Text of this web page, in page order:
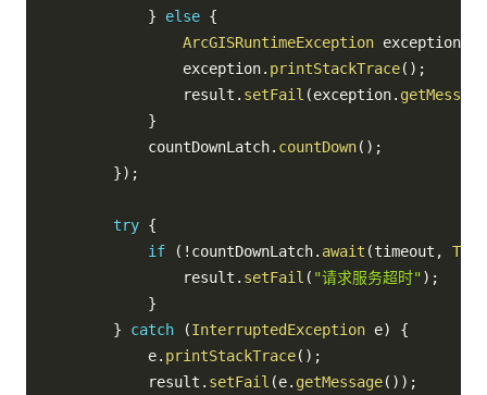
}
else {
ArcGISRuntimeException exception
                exception
. printStackTrace( ) ;
                result
. setFail (exception. getMessage
}
            countDownLatch
. countDown( ) ;
}) ;
try {
if
( ! countDownLatch. await (timeout ,
                result
. setFail ( "请求服务超时") ;
}
}
catch (InterruptedException e)
{
            e
. printStackTrace( ) ;
            result
. setFail (e. getMessage( ) ) ;